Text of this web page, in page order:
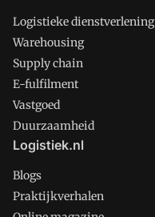
Logistieke dienstverlening
Warehousing
Supply chain
E-fulfilment
Vastgoed
Duurzaamheid
Logistiek.nl
Blogs
Praktijkverhalen